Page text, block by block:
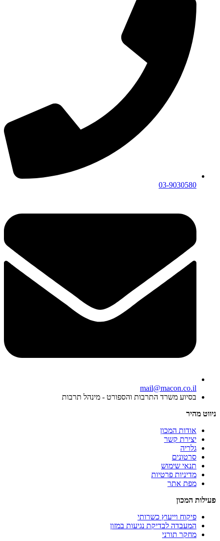
03-9030580
mail@macon.co.il
בסיוע משרד התרבות והספורט - מינהל תרבות
ניווט מהיר
אודות המכון
יצירת קשר
גלריה
סרטונים
תנאי שימוש
מדיניות פרטיות
מפת אתר
פעילות המכון
פיקוח וייעוץ כשרותי
המעבדה לבדיקת נגיעות במזון
מחקר תורני